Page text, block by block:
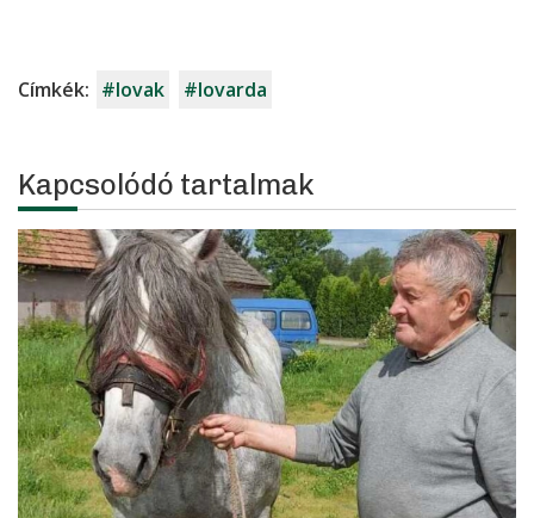
Címkék: #lovak #lovarda
Kapcsolódó tartalmak